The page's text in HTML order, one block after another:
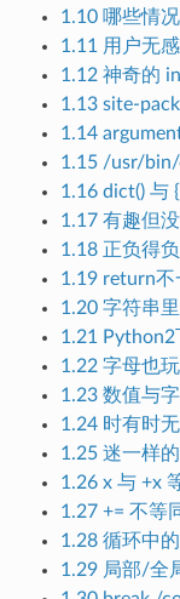
1.10 哪些情
1.11 用户无
1.12 神奇的
1.13 site-
1.14
1.15 /usr/bin/
1.16 dict() 与
1.17 有趣但
1.18 正负得
1.19 return不
1.20 字符串
1.21 Python2
1.22 字母也
1.23 数值与
1.24 时有时
1.25 迷一样
1.26 x 与 +x
1.27 += 不等
1.28 循环中
1.29 局部/全